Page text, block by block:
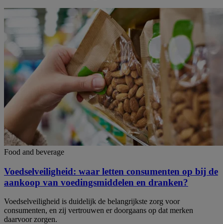
Food and beverage
Voedselveiligheid: waar letten consumenten op bij de
aankoop van voedingsmiddelen en dranken?
Voedselveiligheid is duidelijk de belangrijkste zorg voor
consumenten, en zij vertrouwen er doorgaans op dat merken
daarvoor zorgen.